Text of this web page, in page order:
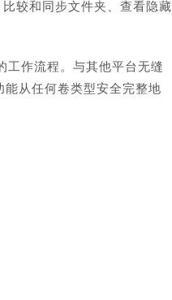
较和同步文件夹、查看隐藏
工作流程。与其他平台无缝
从任何卷类型安全完整地